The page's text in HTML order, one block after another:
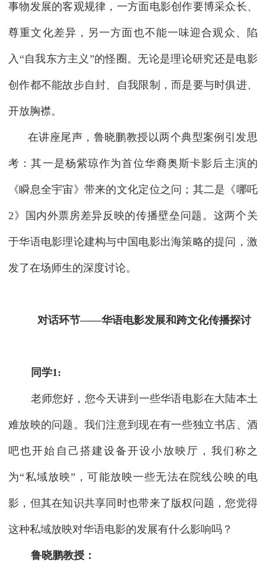
事物发展的客观规律，一方面电影创作要博采众长、
尊重文化差异，另一方面也不能一味迎合观众、陷
入“自我东方主义”的怪圈。无论是理论研究还是电影
创作都不能故步自封、自我限制，而是要与时俱进、
开放胸襟。
在讲座尾声，鲁晓鹏教授以两个典型案例引发思
考：其一是杨紫琼作为首位华裔奥斯卡影后主演的
《瞬息全宇宙》带来的文化定位之问；其二是《哪吒
2》国内外票房差异反映的传播壁垒问题。这两个关
于华语电影理论建构与中国电影出海策略的提问，激
发了在场师生的深度讨论。
对话环节——华语电影发展和跨文化传播探讨
同学1:
老师您好，您今天讲到一些华语电影在大陆本土
难放映的问题。我们注意到现在有一些独立书店、酒
吧也开始自己搭建设备开设小放映厅，我们称之
为“私域放映”，可能放映一些无法在院线公映的电
影，但其在知识共享同时也带来了版权问题，您觉得
这种私域放映对华语电影的发展有什么影响吗？
鲁晓鹏教授：